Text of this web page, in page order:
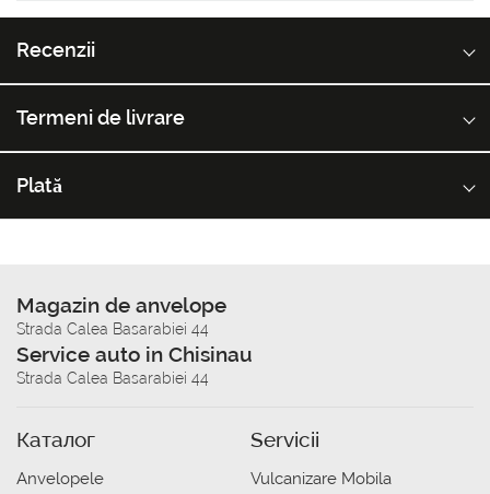
Recenzii
Termeni de livrare
Plată
Magazin de anvelope
Strada Calea Basarabiei 44
Service auto in Chisinau
Strada Calea Basarabiei 44
Каталог
Anvelopele
Servicii
Vulcanizare Mobila